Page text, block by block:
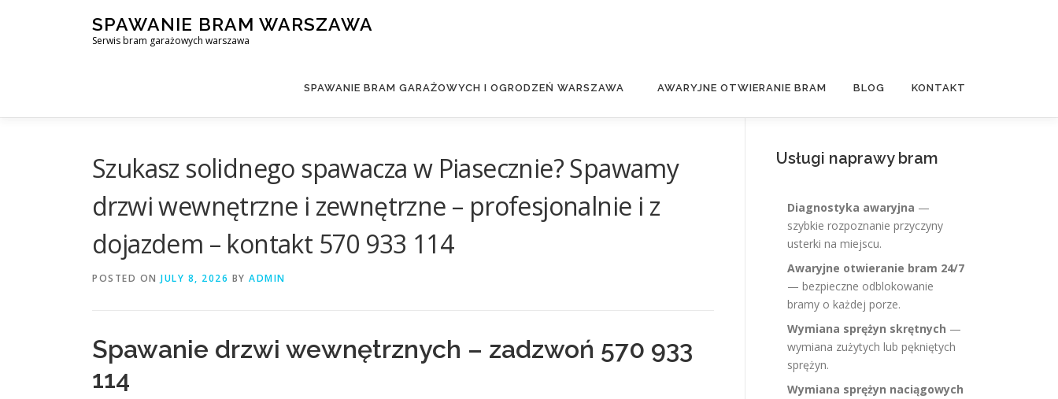
SPAWANIE BRAM WARSZAWA
Serwis bram garażowych warszawa
SPAWANIE BRAM GARAŻOWYCH I OGRODZEŃ WARSZAWA AWARYJNE OTWIERANIE BRAM BLOG KONTAKT
Szukasz solidnego spawacza w Piasecznie? Spawamy
drzwi wewnętrzne i zewnętrzne – profesjonalnie i z
dojazdem – kontakt 570 933 114
POSTED ON JULY 8, 2026 BY ADMIN
Spawanie drzwi wewnętrznych – zadzwoń 570 933
114
Usługi naprawy bram
Diagnostyka awaryjna —
szybkie rozpoznanie przyczyny
usterki na miejscu.
Awaryjne otwieranie bram 24/7
— bezpieczne odblokowanie
bramy o każdej porze.
Wymiana sprężyn skrętnych —
wymiana zużytych lub pękniętych
sprężyn.
Wymiana sprężyn naciągowych